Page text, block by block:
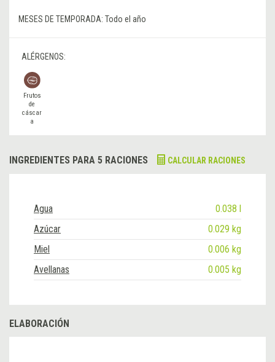
MESES DE TEMPORADA: Todo el año
ALÉRGENOS:
Frutos
de
cáscar
a
INGREDIENTES PARA 5 RACIONES CALCULAR RACIONES
Agua
0.038 l
Azúcar
0.029 kg
Miel
0.006 kg
Avellanas
0.005 kg
ELABORACIÓN